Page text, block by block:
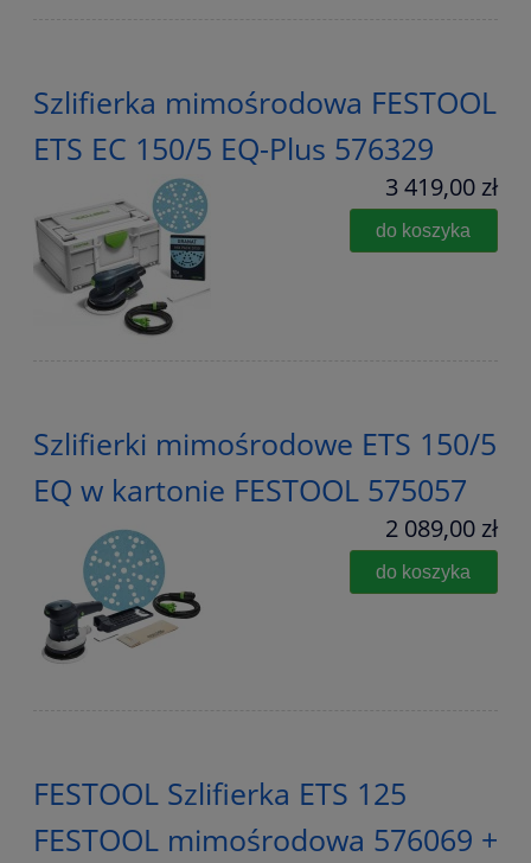
Szlifierka mimośrodowa FESTOOL
ETS EC 150/5 EQ-Plus 576329
3 419,00 zł
do koszyka
Szlifierki mimośrodowe ETS 150/5
EQ w kartonie FESTOOL 575057
2 089,00 zł
do koszyka
FESTOOL Szlifierka ETS 125
FESTOOL mimośrodowa 576069 +